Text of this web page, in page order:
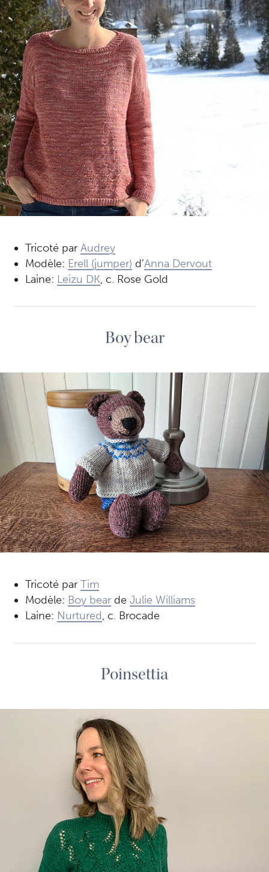
Tricoté parAudrey
Modèle: Erell (jumper) d’Anna Dervout
Laine: Leizu DK, c. Rose Gold
Boy bear
Tricoté parTim
Modèle: Boy bear deJulie Williams
Laine: Nurtured, c. Brocade
Poinsettia